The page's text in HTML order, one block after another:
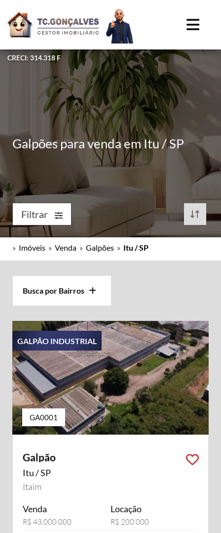
CRECI: 314.318 F
Galpões para venda em Itu / SP
Filtrar
» Imóveis » Venda » Galpões » Itu / SP
Busca por Bairros
GALPÃO INDUSTRIAL
GA0001
Galpão
Itu / SP
Itaim
Venda
R$ 43.000.000
Locação
R$ 200.000